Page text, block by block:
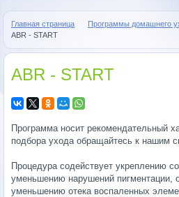
Главная страница
Программы домашнего
ABR - START
ABR - START
Программа носит рекомендательный
подбора ухода обращайтесь к нашим
Процедура содействует укреплению
уменьшению нарушений пигментации,
уменьшению отека воспаленных